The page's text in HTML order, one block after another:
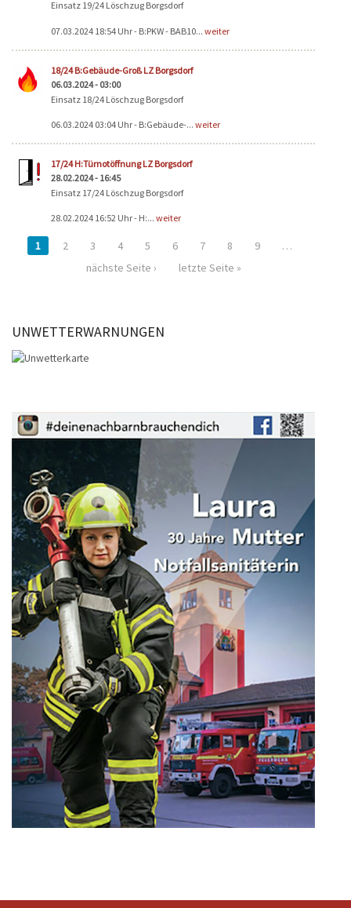
Einsatz 19/24 Löschzug Borgsdorf
07.03.2024 18:54 Uhr - B:PKW - BAB10... weiter
18/24 B:Gebäude-Groß LZ Borgsdorf
06.03.2024 - 03:00
Einsatz 18/24 Löschzug Borgsdorf
06.03.2024 03:04 Uhr - B:Gebäude-... weiter
17/24 H:Türnotöffnung LZ Borgsdorf
28.02.2024 - 16:45
Einsatz 17/24 Löschzug Borgsdorf
28.02.2024 16:52 Uhr - H:... weiter
1 2 3 4 5 6 7 8 9
…
nächste Seite ›
letzte Seite »
UNWETTERWARNUNGEN